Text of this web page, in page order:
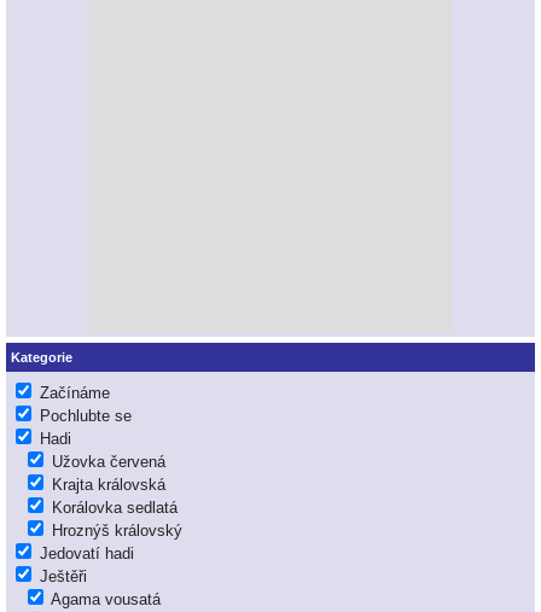
Kategorie
Začínáme
Pochlubte se
Hadi
Užovka červená
Krajta královská
Korálovka sedlatá
Hroznýš královský
Jedovatí hadi
Ještěři
Agama vousatá